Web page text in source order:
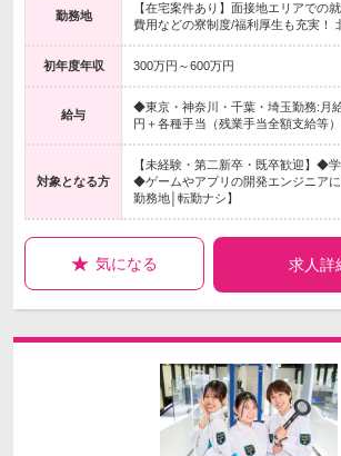
勤務地
【在宅案件あり】面接地エリアでの
費用などの寮制度/福利厚生も充実！
初年度年収 300万円～600万円
給与
◆東京・神奈川・千葉・埼玉勤務:月
円＋各種手当（残業手当全額支給等
対象となる方
【未経験・第二新卒・既卒歓迎】◆
◆ゲームやアプリの開発エンジニア
勤務地│転勤ナシ】
気になる 求人詳